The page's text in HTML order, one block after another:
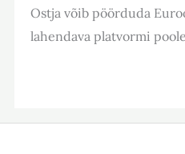
Ostja võib pöörduda
lahendava platvormi